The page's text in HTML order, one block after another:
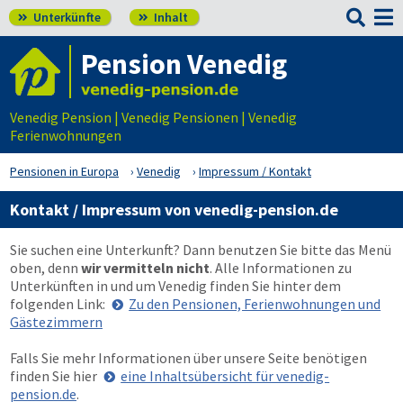
 Unterkünfte  Inhalt 
Pension Venedig
Venedig Pension | Venedig Pensionen | Venedig
Ferienwohnungen
Pensionen in Europa Venedig Impressum / Kontakt
Kontakt / Impressum von venedig-pension.de
Sie suchen eine Unterkunft? Dann benutzen Sie bitte das Menü
oben, denn wir vermitteln nicht. Alle Informationen zu
Unterkünften in und um Venedig finden Sie hinter dem
folgenden Link:
Zu den Pensionen, Ferienwohnungen und
Gästezimmern
Falls Sie mehr Informationen über unsere Seite benötigen
finden Sie hier
eine Inhaltsübersicht für venedig-
pension.de.